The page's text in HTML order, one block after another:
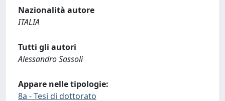
Nazionalità autore
ITALIA
Tutti gli autori
Alessandro Sassoli
Appare nelle tipologie:
8a - Tesi di dottorato